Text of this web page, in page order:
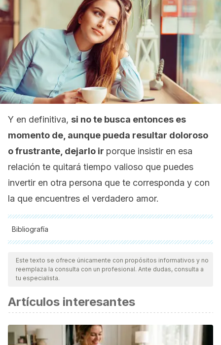
Y en definitiva, si no te busca entonces es
momento de, aunque pueda resultar doloroso
o frustrante, dejarlo ir porque insistir en esa
relación te quitará tiempo valioso que puedes
invertir en otra persona que te corresponda y con
la que encuentres el verdadero amor.
Bibliografía
Todas las fuentes citadas fueron revisadas a profundidad por
nuestro equipo, para asegurar su calidad, confiabilidad,
vigencia y validez.La bibliografía de este artículo fue
científica.
Balaguer Prestes, R. (2005). Amor online: refugios,
resistencias e inicios posmodernos.
Textos de La
CiberSociedad .
Este texto se ofrece únicamente con propósitos informativos y no
reemplaza la consulta con un profesional. Ante dudas, consulta a
tu especialista.
Artículos interesantes